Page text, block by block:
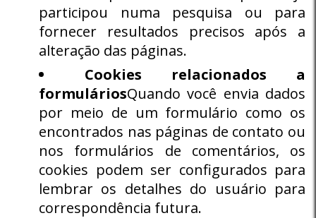
participou numa pesquisa ou para
fornecer resultados precisos após a
alteração das páginas.
Cookies relacionados a
formuláriosQuando você envia dados
por meio de um formulário como os
encontrados nas páginas de contato ou
nos formulários de comentários, os
cookies podem ser configurados para
lembrar os detalhes do usuário para
correspondência futura.